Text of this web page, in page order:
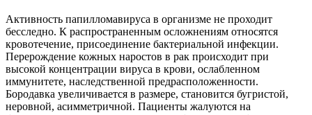
Активность папилломавируса в организме не проходит
бесследно. К распространенным осложнениям относятся
кровотечение, присоединение бактериальной инфекции.
Перерождение кожных наростов в рак происходит при
высокой концентрации вируса в крови, ослабленном
иммунитете, наследственной предрасположенности.
Бородавка увеличивается в размере, становится бугристой,
неровной, асимметричной. Пациенты жалуются на